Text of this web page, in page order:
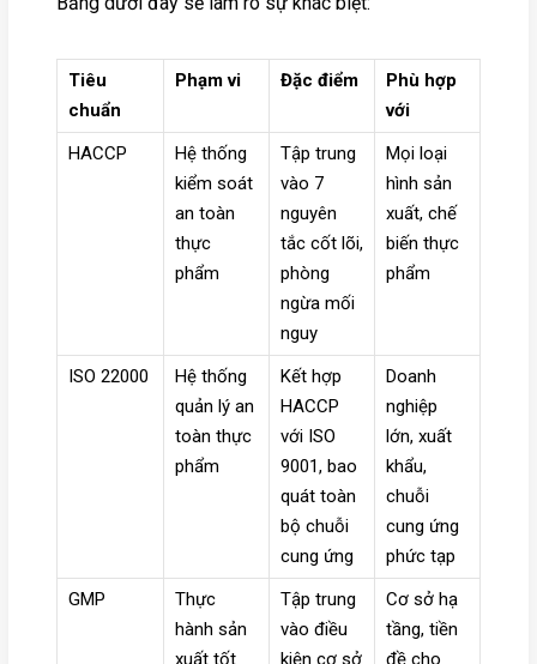
Tiêu
chuẩn
Phạm vi Đặc điểm
Phù hợp
với
HACCP
Hệ thống
kiểm soát
an toàn
thực
phẩm
Tập trung
vào 7
nguyên
tắc cốt lõi,
phòng
ngừa mối
nguy
Mọi loại
hình sản
xuất, chế
biến thực
phẩm
ISO 22000
Hệ thống
quản lý an
toàn thực
phẩm
Kết hợp
HACCP
với ISO
9001, bao
quát toàn
bộ chuỗi
cung ứng
Doanh
nghiệp
lớn, xuất
khẩu,
chuỗi
cung ứng
phức tạp
GMP
Thực
hành sản
xuất tốt
Tập trung
vào điều
kiện cơ sở
Cơ sở hạ
tầng, tiền
đề cho